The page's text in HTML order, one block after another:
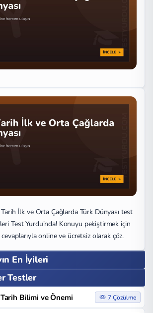
Tarih İlk ve Orta Çağlarda Türk Dünyası test
Test Yurdu’nda! Konuyu pekiştirmek için
online ve ücretsiz olarak çöz.
En İyileri
Testler
Tarih Bilimi ve Önemi 7 Çözülme